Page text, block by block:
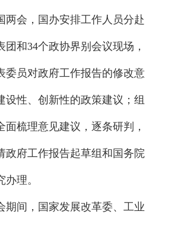
两会，国办安排工作人员分赴
团和34个政协界别会议现场，
委员对政府工作报告的修改意
设性、创新性的政策建议；组
面梳理意见建议，逐条研判，
政府工作报告起草组和国务院
理。
期间，国家发展改革委、工业